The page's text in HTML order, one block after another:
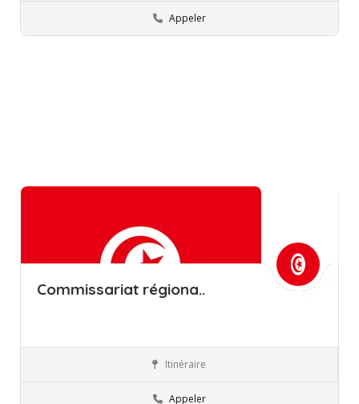
Appeler
Commissariat régiona..
Commissions régionales de l’éducation
Itinéraire
Appeler